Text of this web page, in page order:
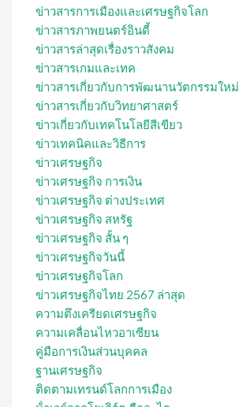
ข่าวสารการเมืองและเศรษฐกิจโลก
ข่าวสารภาพยนตร์อินดี้
ข่าวสารล่าสุดเรื่องราวสังคม
ข่าวสารเกมและเทค
ข่าวสารเกี่ยวกับการพัฒนานวัตกรรมใหม่
ข่าวสารเกี่ยวกับวิทยาศาสตร์
ข่าวเกี่ยวกับเทคโนโลยีสีเขียว
ข่าวเทคนิคและวิธีการ
ข่าวเศรษฐกิจ
ข่าวเศรษฐกิจ การเงิน
ข่าวเศรษฐกิจ ต่างประเทศ
ข่าวเศรษฐกิจ สหรัฐ
ข่าวเศรษฐกิจ สั้น ๆ
ข่าวเศรษฐกิจวันนี้
ข่าวเศรษฐกิจโลก
ข่าวเศรษฐกิจไทย 2567 ล่าสุด
ความตึงเครียดเศรษฐกิจ
ความเคลื่อนไหวอาเซียน
คู่มือการเงินส่วนบุคคล
ฐานเศรษฐกิจ
ติดตามเทรนด์โลกการเมือง